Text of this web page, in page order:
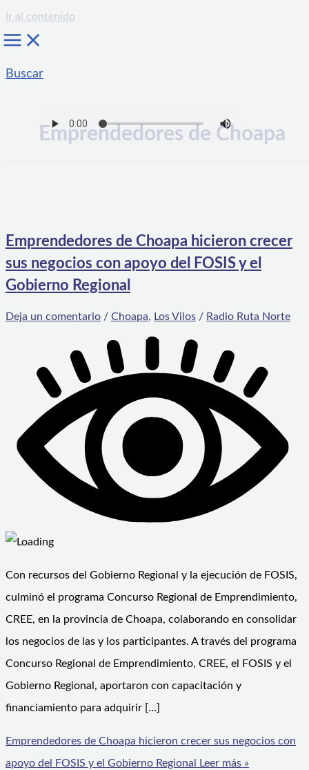
Ir al contenido
Buscar
Emprendedores de Choapa
Emprendedores de Choapa hicieron crecer
sus negocios con apoyo del FOSIS y el
Gobierno Regional
Deja un comentario / Choapa, Los Vilos / Radio Ruta Norte
Con recursos del Gobierno Regional y la ejecución de FOSIS,
culminó el programa Concurso Regional de Emprendimiento,
CREE, en la provincia de Choapa, colaborando en consolidar
los negocios de las y los participantes. A través del programa
Concurso Regional de Emprendimiento, CREE, el FOSIS y el
Gobierno Regional, aportaron con capacitación y
financiamiento para adquirir […]
Emprendedores de Choapa hicieron crecer sus negocios con
apoyo del FOSIS y el Gobierno Regional
Leer más »